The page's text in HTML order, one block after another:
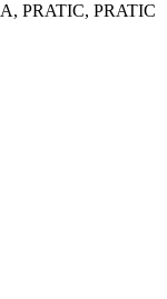
PRATIC, PRATIC